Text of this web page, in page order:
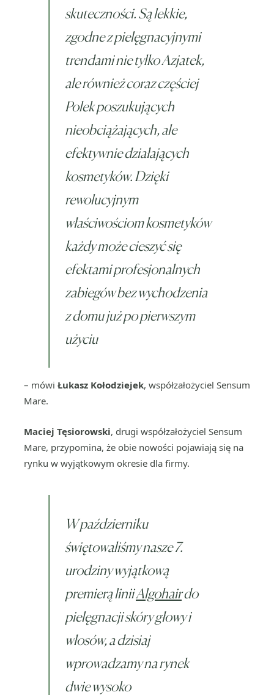
skuteczności. Są lekkie,
zgodne z pielęgnacyjnymi
trendami nie tylko Azjatek,
ale również coraz częściej
Polek poszukujących
nieobciążających, ale
efektywnie działających
kosmetyków. Dzięki
rewolucyjnym
właściwościom kosmetyków
każdy może cieszyć się
efektami profesjonalnych
zabiegów bez wychodzenia
z domu już po pierwszym
użyciu
– mówi Łukasz Kołodziejek, współzałożyciel Sensum
Mare.
Maciej Tęsiorowski, drugi współzałożyciel Sensum
Mare, przypomina, że obie nowości pojawiają się na
rynku w wyjątkowym okresie dla firmy.
W październiku
świętowaliśmy nasze 7.
urodziny wyjątkową
premierą liniiAlgohairdo
pielęgnacji skóry głowy i
włosów, a dzisiaj
wprowadzamy na rynek
dwie wysoko